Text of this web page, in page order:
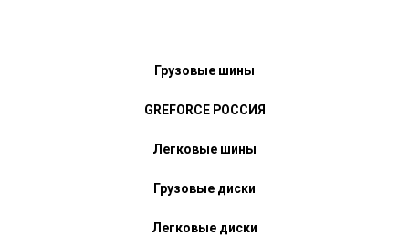
Грузовые шины
GREFORCE РОССИЯ
Легковые шины
Грузовые диски
Легковые диски